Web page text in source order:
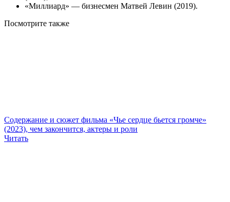
«Миллиард» — бизнесмен Матвей Левин (2019).
Посмотрите также
Содержание и сюжет фильма «Чье сердце бьется громче»
(2023), чем закончится, актеры и роли
Читать